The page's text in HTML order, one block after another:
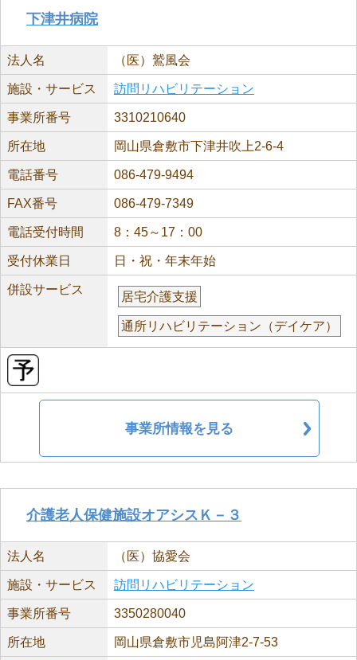
下津井病院
法人名 （医）鷲風会
施設・サービス 訪問リハビリテーション
事業所番号 3310210640
所在地 岡山県倉敷市下津井吹上2-6-4
電話番号 086-479-9494
FAX番号 086-479-7349
電話受付時間 8：45～17：00
受付休業日 日・祝・年末年始
併設サービス
居宅介護支援
通所リハビリテーション（デイケア）
事業所情報を見る
介護老人保健施設オアシスＫ－３
法人名 （医）協愛会
施設・サービス 訪問リハビリテーション
事業所番号 3350280040
所在地 岡山県倉敷市児島阿津2-7-53